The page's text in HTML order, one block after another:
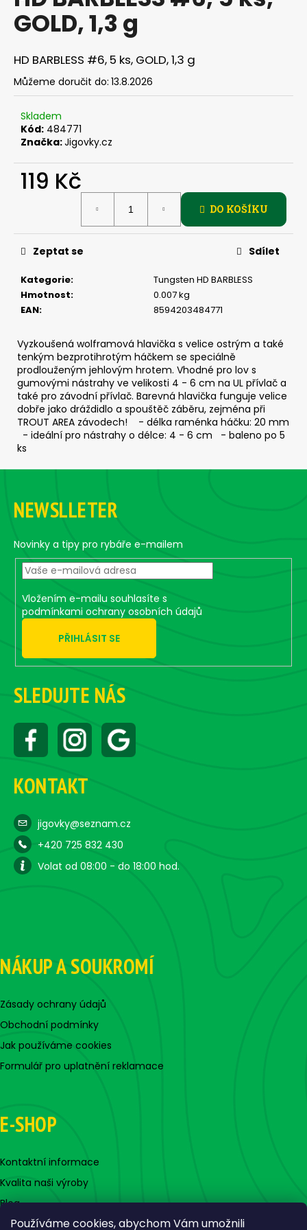
Používáme cookies, abychom Vám umožnili
0,0
z
hvězdiček.
GOLD, 1,3 g
HD BARBLESS #6, 5 ks, GOLD, 1,3 g
Můžeme doručit do: 13.8.2026
Skladem
Kód: 484771
Značka:Jigovky.cz
119 Kč
DO KOŠÍKU
Kategorie:
Tungsten HD BARBLESS
Hmotnost:
0.007 kg
EAN: 8594203484771
Zeptat se Sdílet
Vyzkoušená wolframová hlavička s velice ostrým a také
tenkým bezprotihrotým háčkem se speciálně
prodlouženým jehlovým hrotem. Vhodné pro lov s
gumovými nástrahy ve velikosti 4 - 6 cm na UL přívlač a
také pro závodní přívlač. Barevná hlavička funguje velice
dobře jako dráždidlo a spouštěč záběru, zejména při
TROUT AREA závodech! - délka raménka háčku: 20 mm
- ideální pro nástrahy o délce: 4 - 6 cm - baleno po 5
ks
a
j
í
t
?
o
p
u
č
j
e
m
e
JIG
JIGEXTRA
DRÁTEK
5
KS,
G
135
Kč
Z
NEWSLLETER
Novinky a tipy pro rybáře e-mailem
Vložením e-mailu souhlasíte s
podmínkami ochrany osobních údajů
PŘIHLÁSIT SE
SLEDUJTE NÁS
KONTAKT
jigovky@seznam.cz
+420 725 832 430
Volat od 08:00 - do 18:00 hod.
NÁKUP A SOUKROMÍ
Zásady ochrany údajů
Obchodní podmínky
Jak používáme cookies
Formulář pro uplatnění reklamace
E-SHOP
Kontaktní informace
Kvalita naši výroby
Blog